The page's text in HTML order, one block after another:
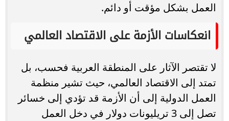
العمل بشكل مؤقت أو دائم.
انعكاسات الأزمة على الاقتصاد العالمي
لا تقتصر الآثار على المنطقة العربية فحسب، بل
تمتد إلى الاقتصاد العالمي، حيث تشير منظمة
العمل الدولية إلى أن الأزمة قد تؤدي إلى خسائر
تصل إلى 3 تريليونات دولار في دخل العمل